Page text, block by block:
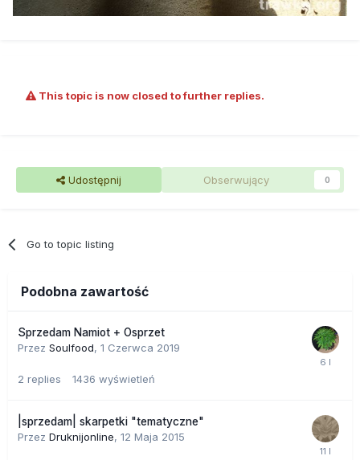
This topic is now closed to further replies.
Udostępnij Obserwujący 0
Go to topic listing
Podobna zawartość
Sprzedam Namiot + Osprzet
Przez Soulfood, 1 Czerwca 2019
2 replies 1436 wyświetleń
|sprzedam| skarpetki "tematyczne"
Przez Druknijonline, 12 Maja 2015